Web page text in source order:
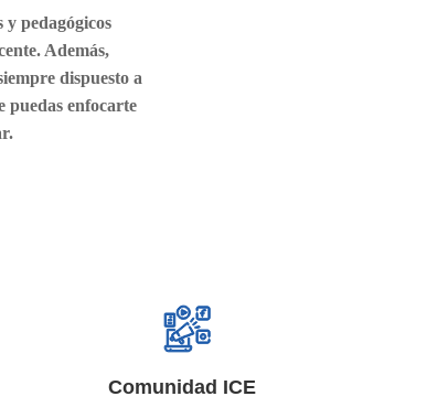
y pedagógicos
Además,
dispuesto a
puedas enfocarte
Comunidad ICE